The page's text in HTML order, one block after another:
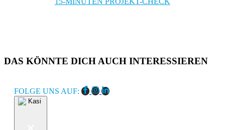
DAS KÖNNTE DICH AUCH INTERESSIEREN
FOLGE UNS AUF: